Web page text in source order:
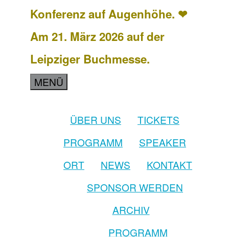
Konferenz auf Augenhöhe. ❤
Am 21. März 2026 auf der
Leipziger Buchmesse.
MENÜ
ÜBER UNS
TICKETS
PROGRAMM
SPEAKER
ORT
NEWS
KONTAKT
SPONSOR WERDEN
ARCHIV
PROGRAMM